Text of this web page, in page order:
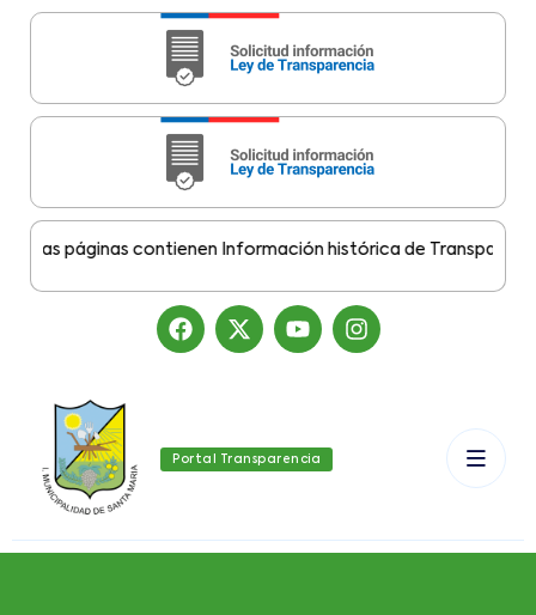
páginas contienen Información histórica de Transparencia
Portal Transparencia